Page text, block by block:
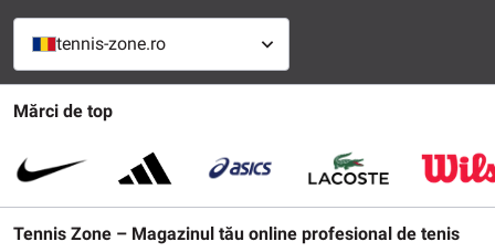
Mărci de top
Tennis Zone – Magazinul tău online profesional de tenis
tennis-zone.ro